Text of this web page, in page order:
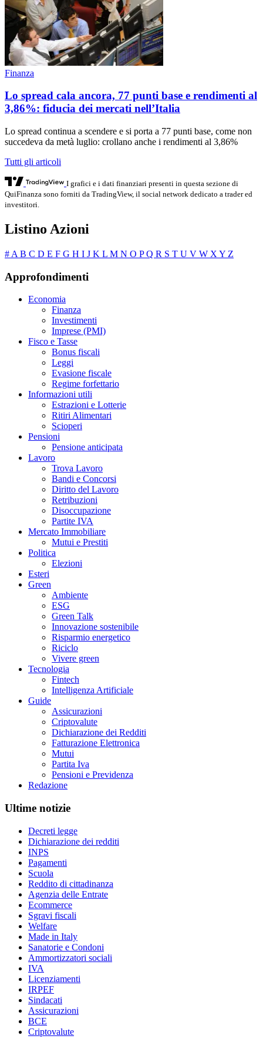
Finanza
Lo spread cala ancora, 77 punti base e rendimenti al
3,86%: fiducia dei mercati nell’Italia
Lo spread continua a scendere e si porta a 77 punti base, come non
succedeva da metà luglio: crollano anche i rendimenti al 3,86%
Tutti gli articoli
I grafici e i dati finanziari presenti in questa sezione di
QuiFinanza sono forniti da TradingView, il social network dedicato a trader ed
investitori.
Listino Azioni
# A B C D E F G H I J K L M N O PQ R S T U V W X Y Z
Approfondimenti
Economia
Finanza
Investimenti
Imprese (PMI)
Fisco e Tasse
Bonus fiscali
Leggi
Evasione fiscale
Regime forfettario
Informazioni utili
Estrazioni e Lotterie
Ritiri Alimentari
Scioperi
Pensioni
Pensione anticipata
Lavoro
Trova Lavoro
Bandi e Concorsi
Diritto del Lavoro
Retribuzioni
Disoccupazione
Partite IVA
Mercato Immobiliare
Mutui e Prestiti
Politica
Elezioni
Esteri
Green
Ambiente
ESG
Green Talk
Innovazione sostenibile
Risparmio energetico
Riciclo
Vivere green
Tecnologia
Fintech
Intelligenza Artificiale
Guide
Assicurazioni
Criptovalute
Dichiarazione dei Redditi
Fatturazione Elettronica
Mutui
Partita Iva
Pensioni e Previdenza
Redazione
Ultime notizie
Decreti legge
Dichiarazione dei redditi
INPS
Pagamenti
Scuola
Reddito di cittadinanza
Agenzia delle Entrate
Ecommerce
Sgravi fiscali
Welfare
Made in Italy
Sanatorie e Condoni
Ammortizzatori sociali
IVA
Licenziamenti
IRPEF
Sindacati
Assicurazioni
BCE
Criptovalute